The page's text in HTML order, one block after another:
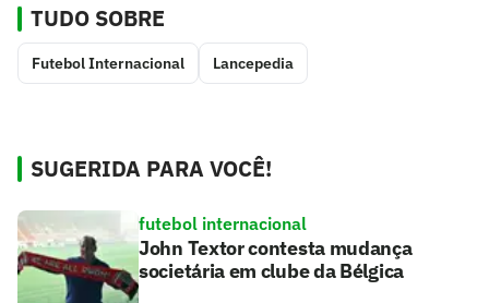
TUDO SOBRE
Futebol Internacional Lancepedia
SUGERIDA PARA VOCÊ!
futebol internacional
John Textor contesta mudança
societária em clube da Bélgica